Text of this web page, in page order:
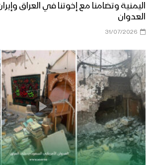
اليمنية وتضامنا مع إخوتنا في العراق
العدوان
31/07/2026